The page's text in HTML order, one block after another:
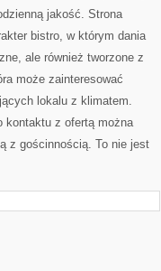
jakość. Strona
bistro, w którym dania
ale również tworzone z
może zainteresować
lokalu z klimatem.
kontaktu z ofertą można
z gościnnością. To nie jest